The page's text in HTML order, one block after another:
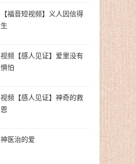
【福音短视频】义人因信得
生
视频【感人见证】爱里没有
惧怕
视频【感人见证】神奇的救
恩
神医治的爱